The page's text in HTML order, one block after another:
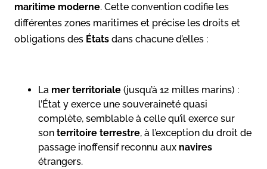
maritime moderne. Cette convention codifie les
différentes zones maritimes et précise les droits et
obligations des États dans chacune d’elles :
La mer territoriale (jusqu’à 12 milles marins) :
l’État y exerce une souveraineté quasi
complète, semblable à celle qu’il exerce sur
son territoire terrestre, à l’exception du droit de
passage inoffensif reconnu aux navires
étrangers.